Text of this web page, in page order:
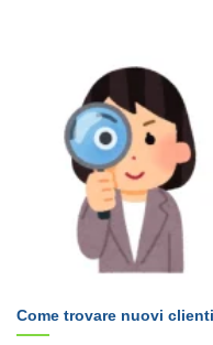
Come trovare nuovi